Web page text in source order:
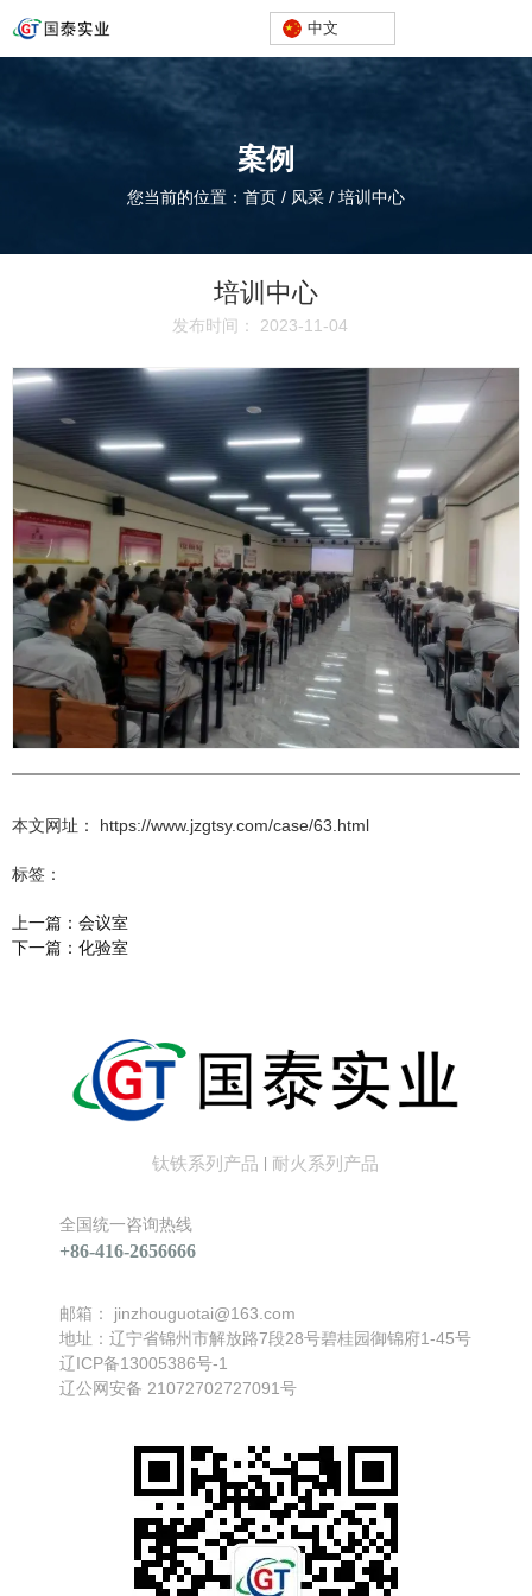
中文
案例
您当前的位置：首页 / 风采 / 培训中心
培训中心
发布时间： 2023-11-04
本文网址： https://www.jzgtsy.com/case/63.html
标签：
上一篇： 会议室
下一篇： 化验室
相关文章
找不到任何内容
钛铁系列产品 耐火系列产品
全国统一咨询热线
+86-416-2656666
邮箱：
jinzhouguotai@163.com
地址：辽宁省锦州市解放路7段28号碧桂园御锦府1-45号
辽ICP备13005386号-1
辽公网安备 21072702727091号